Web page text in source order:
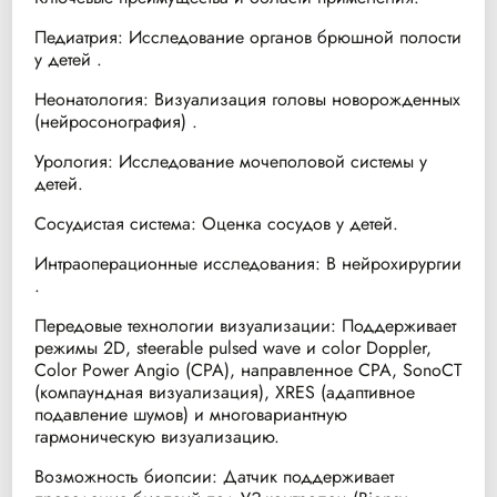
Педиатрия: Исследование органов брюшной полости
у детей .
Неонатология: Визуализация головы новорожденных
(нейросонография) .
Урология: Исследование мочеполовой системы у
детей.
Сосудистая система: Оценка сосудов у детей.
Интраоперационные исследования: В нейрохирургии
.
Передовые технологии визуализации: Поддерживает
режимы 2D, steerable pulsed wave и color Doppler,
Color Power Angio (CPA), направленное CPA, SonoCT
(компаундная визуализация), XRES (адаптивное
подавление шумов) и многовариантную
гармоническую визуализацию.
Возможность биопсии: Датчик поддерживает